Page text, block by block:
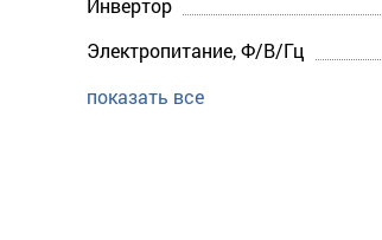
Инвертор
Электропитание, Ф/В/Гц
показать все